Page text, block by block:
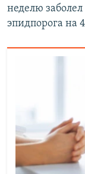
УКРАИНСКАЯ
неделю
эпидпорога на